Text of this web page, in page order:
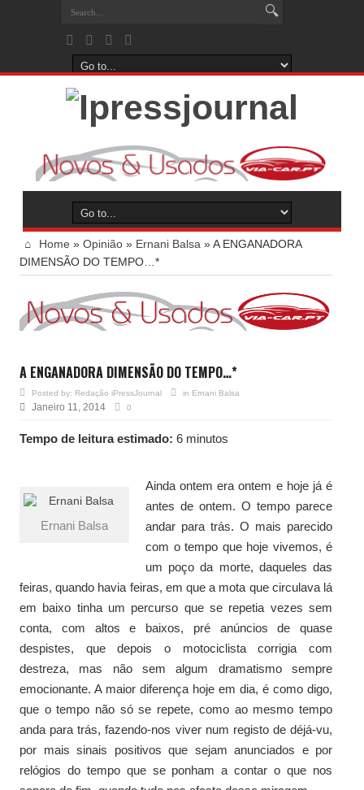
Home » Opinião » Ernani Balsa »A ENGANADORA
DIMENSÃO DO TEMPO…*
A ENGANADORA DIMENSÃO DO TEMPO…*
Posted by: Redação iPressJournal in Ernani Balsa
Janeiro 11, 2014 0
Tempo de leitura estimado: 6 minutos
Ernani Balsa
Ainda ontem era ontem e hoje já é
antes de ontem. O tempo parece
andar para trás. O mais parecido
com o tempo que hoje vivemos, é
um poço da morte, daqueles das
feiras, quando havia feiras, em que a mota que circulava lá
em baixo tinha um percurso que se repetia vezes sem
conta, com altos e baixos, pré anúncios de quase
despistes, que depois o motociclista corrigia com
destreza, mas não sem algum dramatismo sempre
emocionante. A maior diferença hoje em dia, é como digo,
que o tempo não só se repete, como ao mesmo tempo
anda para trás, fazendo-nos viver num registo de déjá-vu,
por mais sinais positivos que sejam anunciados e por
relógios do tempo que se ponham a contar o que nos